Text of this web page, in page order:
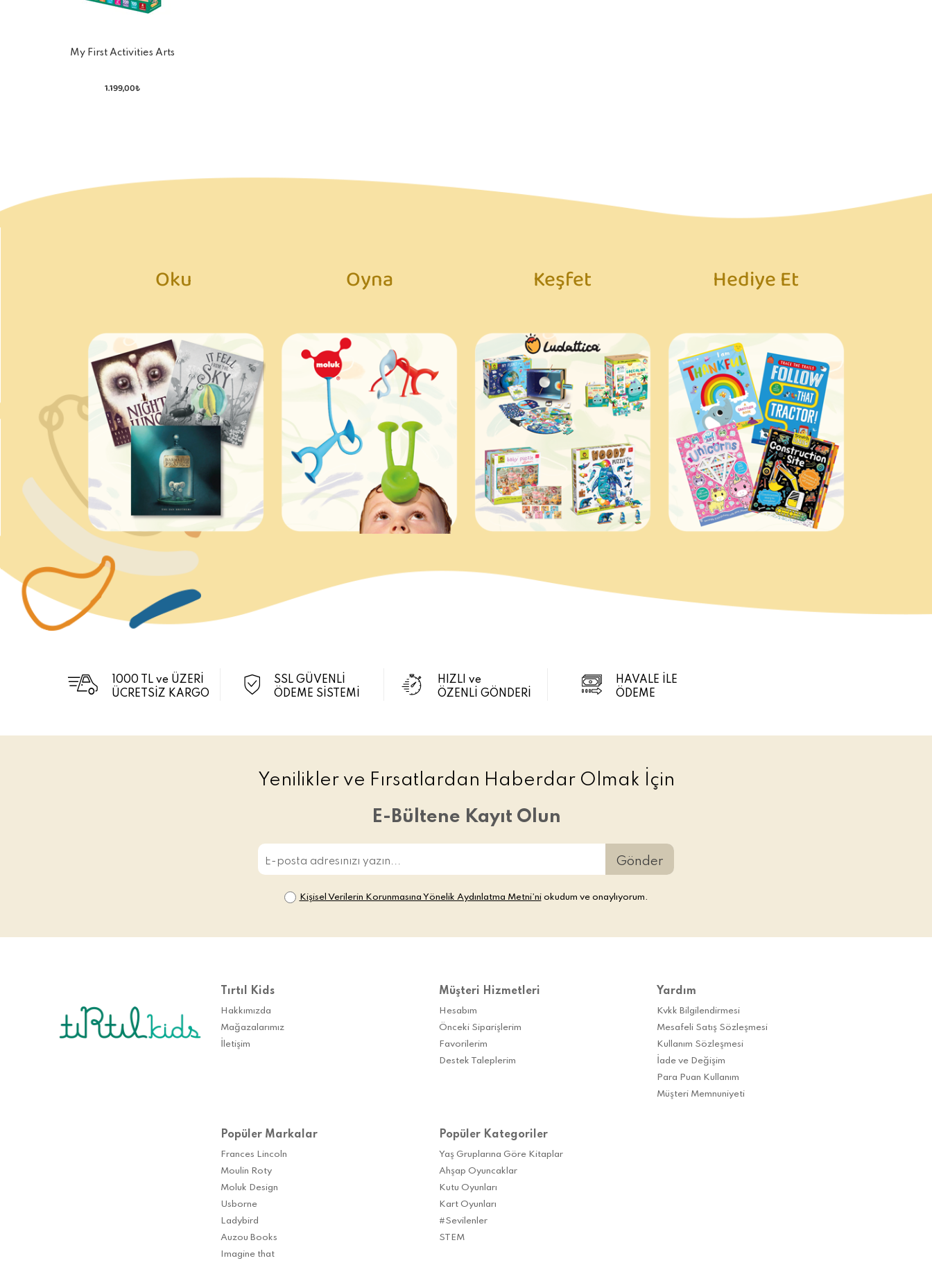
My First Activities Arts
1.199,00₺
Oku Oyna Keşfet Hediye Et
1000 TL ve ÜZERİ
ÜCRETSİZ KARGO
SSL GÜVENLİ
ÖDEME SİSTEMİ
HIZLI ve
ÖZENLİ GÖNDERİ
HAVALE İLE
ÖDEME
Yenilikler ve Fırsatlardan Haberdar Olmak İçin
E-Bültene Kayıt Olun
Gönder
Kişisel Verilerin Korunmasına Yönelik Aydınlatma Metni’ni okudum ve onaylıyorum.
Tırtıl Kids
Hakkımızda
Mağazalarımız
İletişim
Müşteri Hizmetleri
Hesabım
Önceki Siparişlerim
Favorilerim
Destek Taleplerim
Yardım
Kvkk Bilgilendirmesi
Mesafeli Satış Sözleşmesi
Kullanım Sözleşmesi
İade ve Değişim
Para Puan Kullanım
Müşteri Memnuniyeti
Popüler Markalar
Frances Lincoln
Moulin Roty
Moluk Design
Usborne
Ladybird
Auzou Books
Imagine that
Popüler Kategoriler
Yaş Gruplarına Göre Kitaplar
Ahşap Oyuncaklar
Kutu Oyunları
Kart Oyunları
#Sevilenler
STEM